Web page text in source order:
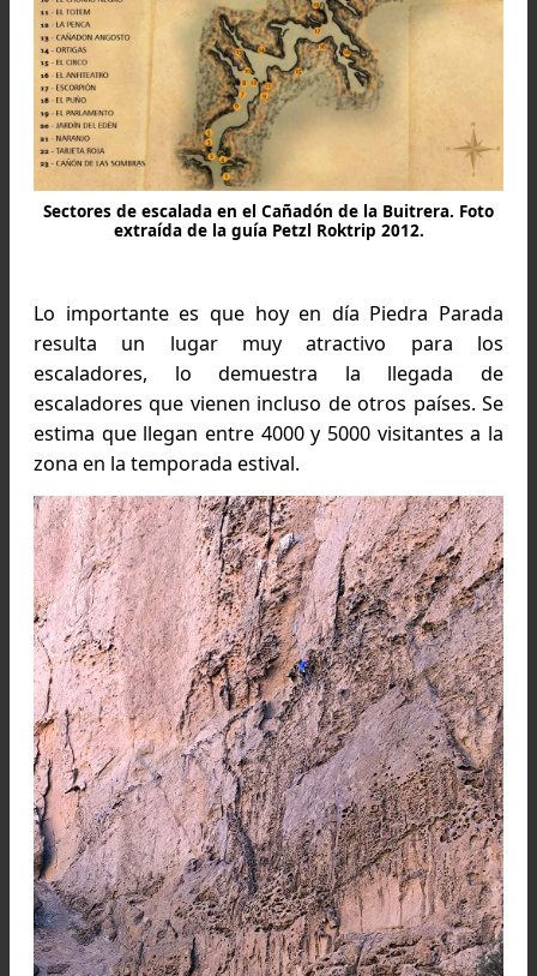
El debate sobre la cantidad de vías existentes
interminable. Según la aplicación “The
existen 338 vías (los usuarios de esta app
las vías que han alcanzado, su dificultad, el
que han seguido y
). Pero oficialmente son 221, la última vez que
equipó fue en el 2012 en un proyecto
entre la provincia de Chubut y Petzl. Cerca de
vías fueron agregadas en un lapso de 3
Del mismo modo, se desequiparon algunas
para proteger restos arqueológicos.
escaladores que encontramos en nuestra
Piedra Parada comentaron sobre la falta
mantenimiento de algunas vías,
inseguridad en ciertas vías. La diferencia en
números se debe a que la guía Petzl cuenta solo
vías equipadas en 28 sectores del cañadón y
cuenta las que pueden hacerse en estilo alpino.